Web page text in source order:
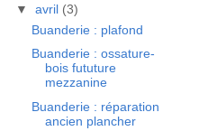
▼ avril (3)
Buanderie : plafond
Buanderie : ossature-
bois fututure
mezzanine
Buanderie : réparation
ancien plancher